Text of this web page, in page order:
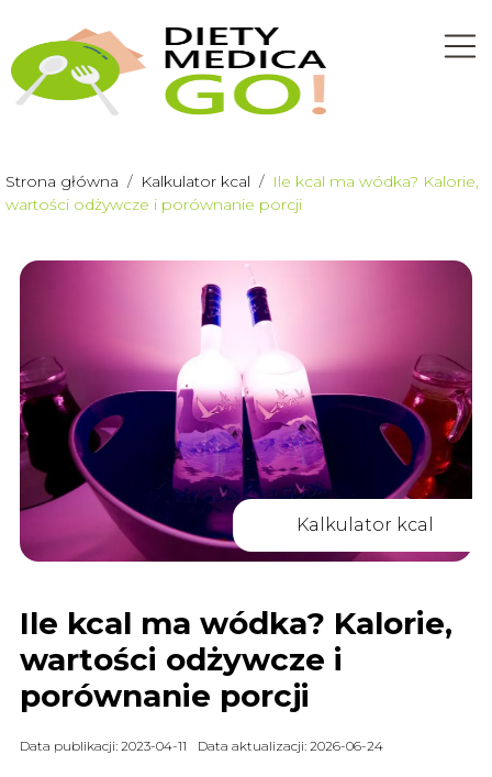
Strona główna / Kalkulator kcal / Ile kcal ma wódka? Kalorie,
wartości odżywcze i porównanie porcji
Kalkulator kcal
Ile kcal ma wódka? Kalorie,
wartości odżywcze i
porównanie porcji
Data publikacji: 2023-04-11 Data aktualizacji: 2026-06-24